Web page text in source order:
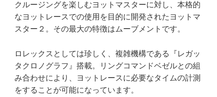
クルージングを楽しむヨットマスターに対し、本格的
なヨットレースでの使用を目的に開発されたヨットマ
スター２。その最大の特徴はムーブメントです。
ロレックスとしては珍しく、複雑機構である『レガッ
タクロノグラフ』搭載。リングコマンドベゼルとの組
み合わせにより、ヨットレースに必要なタイムの計測
をすることが可能になっています。